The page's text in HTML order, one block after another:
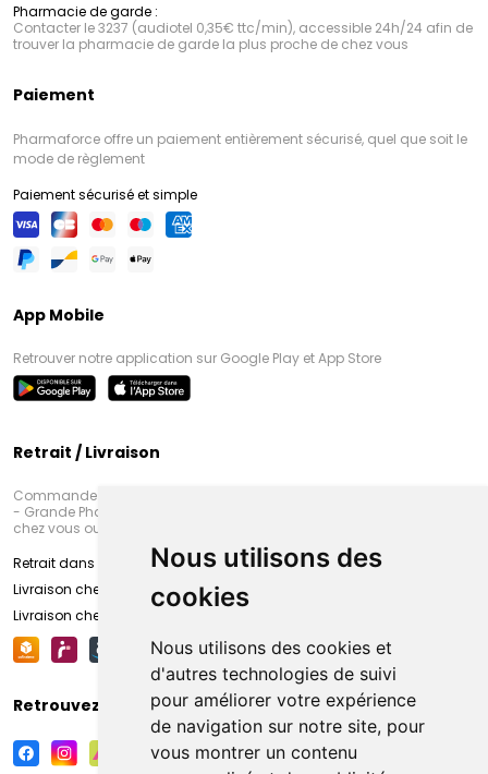
Nous utilisons des
cookies
Nous utilisons des cookies et
d'autres technologies de suivi
pour améliorer votre expérience
de navigation sur notre site, pour
vous montrer un contenu
Pharmacie de garde :
Contacter le 3237 (audiotel 0,35€ ttc/min), accessible 24h/24 afin de
trouver la pharmacie de garde la plus proche de chez vous
Paiement
Pharmaforce offre un paiement entièrement sécurisé, quel que soit le
mode de règlement
Paiement sécurisé et simple
App Mobile
Retrouver notre application sur Google Play et App Store
Retrait / Livraison
Commandez en ligne et venez chercher votre commande à Amiens
- Grande Pharmacie d’Amiens (Fachon) ou recevez-là rapidement
chez vous ou en point retrait
Retrait dans la pharmacie d’Amiens
Livraison chez vous
Livraison chez votre commerçant
Retrouvez-nous sur vos réseaux sociaux